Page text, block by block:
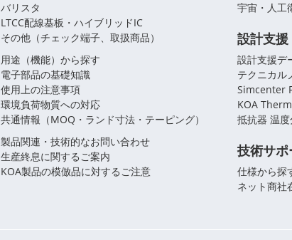
バリスタ
LTCC配線基板・ハイブリッドIC
その他（チェック端子、取扱商品）
用途（機能）から探す
電子部品の基礎知識
使用上の注意事項
環境負荷物質への対応
共通情報（MOQ・ランド寸法・テーピング）
製品関連・技術的なお問い合わせ
生産終息に関するご案内
KOA製品の模倣品に対するご注意
宇宙・人工
設計支援
設計支援デ
テクニカル
Simcenter
KOA
抵抗器 温
技術サポ
仕様から探
ネット商社